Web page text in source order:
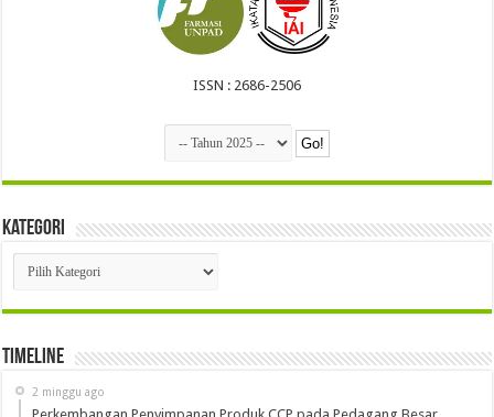
ISSN : 2686-2506
Kategori
Kategori
Timeline
2 minggu ago